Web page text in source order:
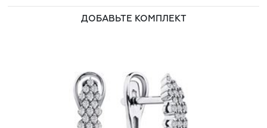
ДОБАВЬТЕ КОМПЛЕКТ